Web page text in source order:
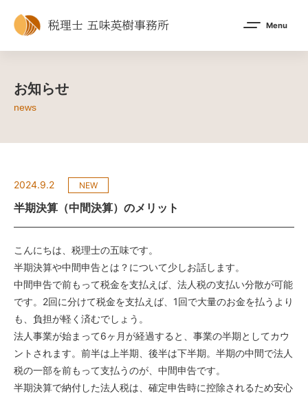
税理士 五味英樹事務所 Menu
お知らせ
news
2024.9.2 NEW
半期決算（中間決算）のメリット
こんにちは、税理士の五味です。
半期決算や中間申告とは？について少しお話します。
中間申告で前もって税金を支払えば、法人税の支払い分散が可能
です。2回に分けて税金を支払えば、1回で大量のお金を払うより
も、負担が軽く済むでしょう。
法人事業が始まって6ヶ月が経過すると、事業の半期としてカウ
ントされます。前半は上半期、後半は下半期。半期の中間で法人
税の一部を前もって支払うのが、中間申告です。
半期決算で納付した法人税は、確定申告時に控除されるため安心